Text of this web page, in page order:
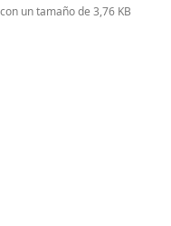
un tamaño de 3,76 KB